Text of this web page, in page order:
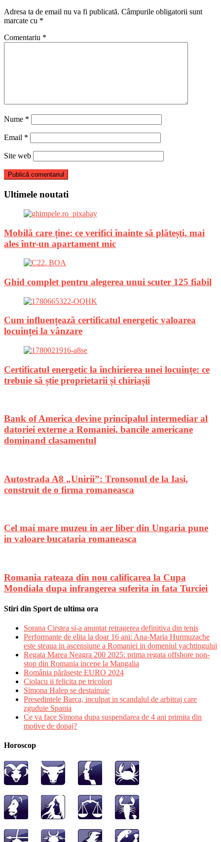
Adresa ta de email nu va fi publicată. Câmpurile obligatorii sunt
marcate cu *
Comentariu *
Nume *
Email *
Site web
Ultimele noutati
Mobilă care ține: ce verifici înainte să plătești, mai
ales într-un apartament mic
Ghid complet pentru alegerea unui scuter 125 fiabil
Cum influențează certificatul energetic valoarea
locuinței la vânzare
Certificatul energetic la închirierea unei locuințe: ce
trebuie să știe proprietarii și chiriașii
Bank of America devine principalul intermediar al
datoriei externe a Romaniei, bancile americane
dominand clasamentul
Autostrada A8 „Unirii”: Tronsonul de la Iasi,
construit de o firma romaneasca
Cel mai mare muzeu in aer liber din Ungaria pune
in valoare bucataria romaneasca
Romania rateaza din nou calificarea la Cupa
Mondiala dupa infrangerea suferita in fata Turciei
Stiri din Sport de ultima ora
Sorana Cirstea si-a anuntat retragerea definitiva din tenis
Performante de elita la doar 16 ani: Ana-Maria Hurmuzache
este steaua in ascensiune a Romaniei in domeniul yachtingului
Regata Marea Neagra 200 2025: prima regata offshore non-
stop din Romania incepe la Mangalia
România părăsește EURO 2024
Ciolacu ii felicita pe tricolori
Simona Halep se destainuie
Presedintele Barca, inculpat in scandalul de arbitraj care
zguduie Spania
Ce va face Simona dupa suspendarea de 4 ani primita din
motive de dopaj?
Horoscop